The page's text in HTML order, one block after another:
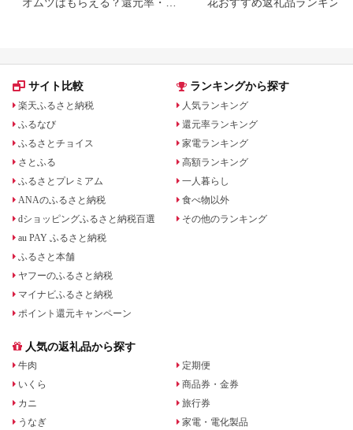
オムツはもらえる？還元率・
花おすすめ返礼品ランキング
サイト比較
楽天ふるさと納税
ふるなび
ふるさとチョイス
さとふる
ふるさとプレミアム
ANAのふるさと納税
dショッピングふるさと納税百選
au PAY ふるさと納税
ふるさと本舗
ヤフーのふるさと納税
マイナビふるさと納税
ポイント還元キャンペーン
ランキングから探す
人気ランキング
還元率ランキング
家電ランキング
高額ランキング
一人暮らし
食べ物以外
その他のランキング
人気の返礼品から探す
牛肉
いくら
カニ
うなぎ
定期便
商品券・金券
旅行券
家電・電化製品